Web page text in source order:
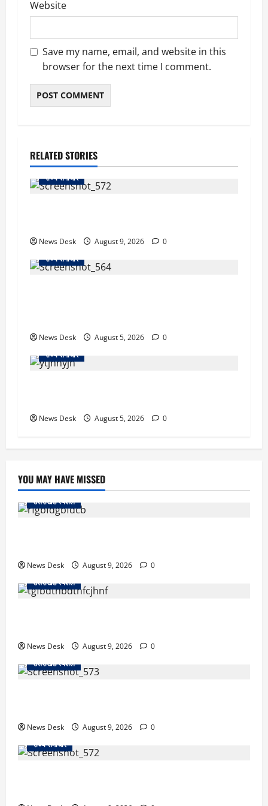
Website
Save my name, email, and website in this
browser for the next time I comment.
RELATED STORIES
राज्य समाचार
News Desk August 9, 2026
0
राज्य समाचार
News Desk August 5, 2026
0
राज्य समाचार
News Desk August 5, 2026 0
YOU MAY HAVE MISSED
उत्तराखंड स्पेशल
News Desk August 9, 2026
0
उत्तराखंड स्पेशल
News Desk August 9, 2026
0
उत्तराखंड स्पेशल
News Desk August 9, 2026
0
राज्य समाचार